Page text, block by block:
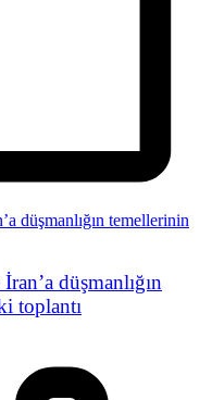
düşmanlığın
toplantı